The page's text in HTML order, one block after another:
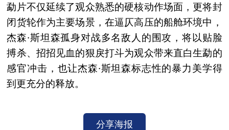
勐片不仅延续了观众熟悉的硬核动作场面，更将封
闭货轮作为主要场景，在逼仄高压的船舱环境中，
杰森·斯坦森孤身对战多名敌人的围攻，将以贴脸
搏杀、招招见血的狠戾打斗为观众带来直白生勐的
感官冲击，也让杰森·斯坦森标志性的暴力美学得
到更充分的释放。
分享海报